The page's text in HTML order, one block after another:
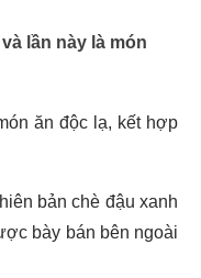
lần này là món
ăn độc lạ, kết hợp
bản chè đậu xanh
bày bán bên ngoài